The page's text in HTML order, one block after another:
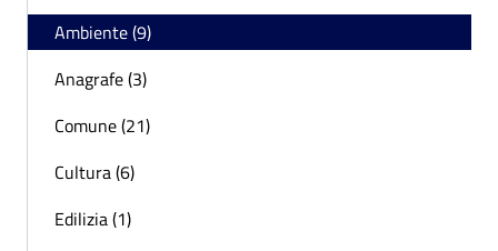
Ambiente (9)
Anagrafe (3)
Comune (21)
Cultura (6)
Edilizia (1)